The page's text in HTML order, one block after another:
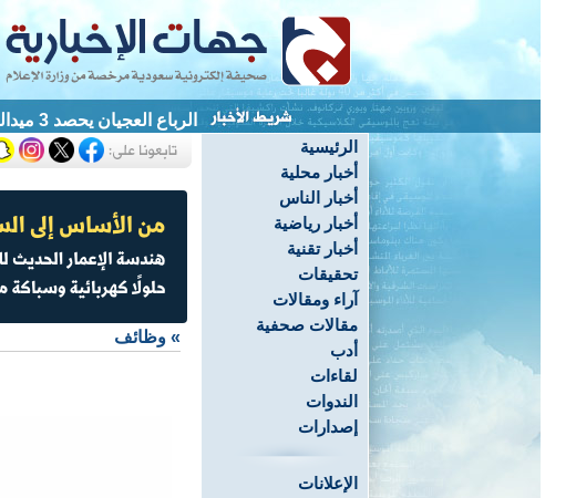
الرباع العجيان يحصد 3 ميداليات ويحطم 4 أرقام قياسية بآسيوية الأثقال
الرئيسية
أخبار محلية
أخبار الناس
أخبار رياضية
أخبار تقنية
تحقيقات
آراء ومقالات
مقالات صحفية
أدب
لقاءات
الندوات
إصدارات
الإعلانات
» وظائف